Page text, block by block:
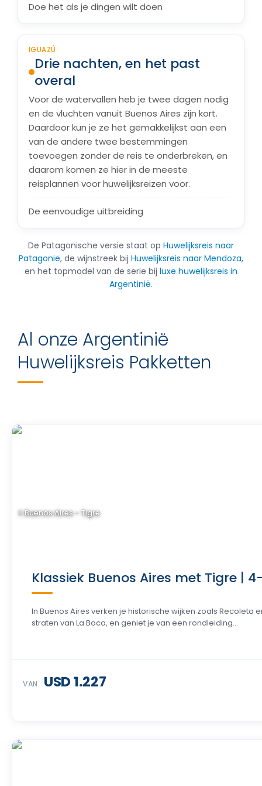
Doe het als je dingen wilt doen
IGUAZÚ
Drie nachten, en het past
overal
Voor de watervallen heb je twee dagen nodig
en de vluchten vanuit Buenos Aires zijn kort.
Daardoor kun je ze het gemakkelijkst aan een
van de andere twee bestemmingen
toevoegen zonder de reis te onderbreken, en
daarom komen ze hier in de meeste
reisplannen voor huwelijksreizen voor.
De eenvoudige uitbreiding
De Patagonische versie staat op Huwelijksreis naar
Patagonië, de wijnstreek bij Huwelijksreis naar Mendoza,
en het topmodel van de serie bij luxe huwelijksreis in
Argentinië.
Al onze Argentinië
Huwelijksreis Pakketten
Buenos Aires - Tigre
Klassiek Buenos Aires met Tigre |
In Buenos Aires verken je historische wijken zoals
straten van La Boca, en geniet je van een rondleiding...
VAN USD 1.227